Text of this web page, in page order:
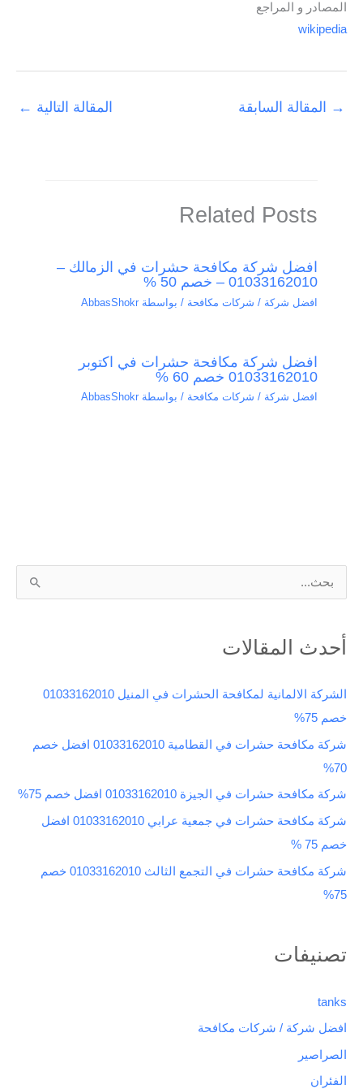
المصادر و المراجع
wikipedia
→ المقالة السابقة المقالة التالية ←
Related Posts
افضل شركة مكافحة حشرات في الزمالك –
01033162010 – خصم 50 %
افضل شركة / شركات مكافحة / بواسطة AbbasShokr
افضل شركة مكافحة حشرات في اكتوبر
01033162010 خصم 60 %
افضل شركة / شركات مكافحة / بواسطة AbbasShokr
ب
ح
:
أحدث المقالات
الشركة الالمانية لمكافحة الحشرات في المنيل 01033162010
خصم 75%
شركة مكافحة حشرات في القطامية 01033162010 افضل خصم
70%
شركة مكافحة حشرات في الجيزة 01033162010 افضل خصم 75%
شركة مكافحة حشرات في جمعية عرابي 01033162010 افضل
خصم 75 %
شركة مكافحة حشرات في التجمع الثالث 01033162010 خصم
75%
تصنيفات
tanks
افضل شركة / شركات مكافحة
الصراصير
الفئران